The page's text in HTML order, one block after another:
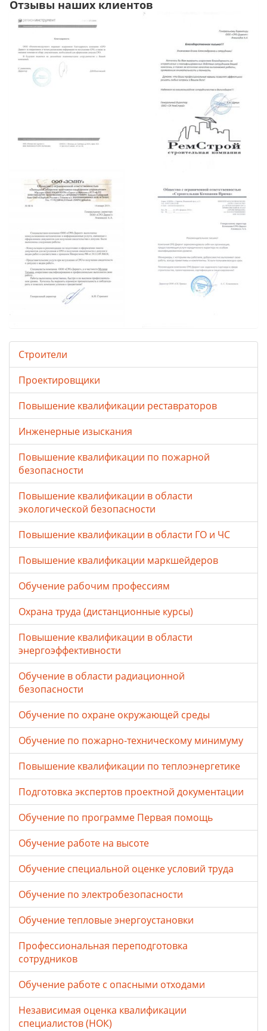
Отзывы наших клиентов
Строители
Проектировщики
Повышение квалификации реставраторов
Инженерные изыскания
Повышение квалификации по пожарной
безопасности
Повышение квалификации в области
экологической безопасности
Повышение квалификации в области ГО и ЧС
Повышение квалификации маркшейдеров
Обучение рабочим профессиям
Охрана труда (дистанционные курсы)
Повышение квалификации в области
энергоэффективности
Обучение в области радиационной
безопасности
Обучение по охране окружающей среды
Обучение по пожарно-техническому минимуму
Повышение квалификации по теплоэнергетике
Подготовка экспертов проектной документации
Обучение по программе Первая помощь
Обучение работе на высоте
Обучение специальной оценке условий труда
Обучение по электробезопасности
Обучение тепловые энергоустановки
Профессиональная переподготовка
сотрудников
Обучение работе с опасными отходами
Независимая оценка квалификации
специалистов (НОК)